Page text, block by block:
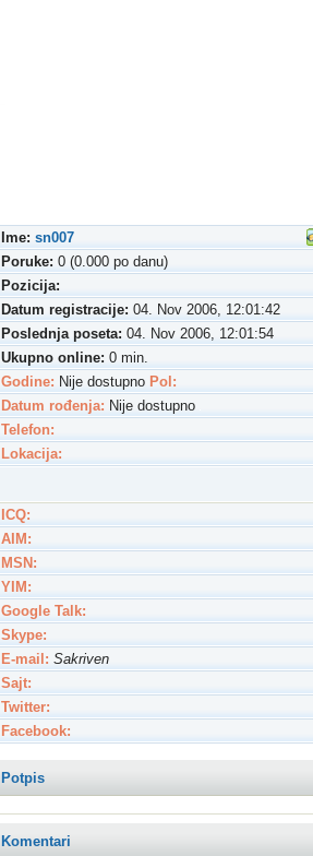
Ime: sn007
Poruke: 0 (0.000 po danu)
Pozicija:
Datum registracije: 04. Nov 2006, 12:01:42
Poslednja poseta: 04. Nov 2006, 12:01:54
Ukupno online: 0 min.
Godine: Nije dostupno Pol:
Datum rođenja: Nije dostupno
Telefon:
Lokacija:
ICQ:
AIM:
MSN:
YIM:
Google Talk:
Skype:
E-mail: Sakriven
Sajt:
Twitter:
Facebook:
Potpis
Komentari